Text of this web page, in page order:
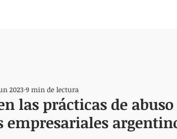
las prácticas de
empresariales
2023 9 min de lectura